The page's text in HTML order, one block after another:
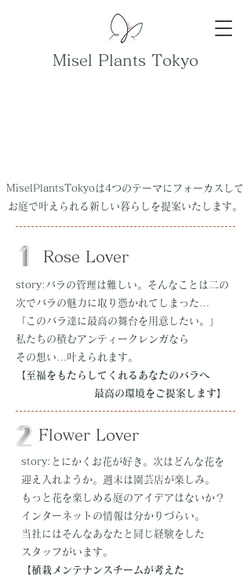
Misel Plants Tokyo
MiselPlantsTokyoは4つのテーマにフォーカスして
お庭で叶えられる新しい暮らしを提案いたします。
Rose Lover
story:バラの管理は難しい。そんなことは二の
次でバラの魅力に取り憑かれてしまった…
「このバラ達に最高の舞台を用意したい。」
私たちの積むアンティークレンガなら
その想い…叶えられます。
【至福 をもたらしてくれるあなたのバラへ
最高の環境をご提案します】
Flower Lover
story:とにかくお花が好き。次はどんな花を
迎え入れようか。週末は園芸店が楽しみ。
もっと花を楽しめる庭のアイデアはないか？
インターネットの情報は分かりづらい。
当社にはそんなあなたと同じ経験をした
スタッフがいます。
【植栽メンテナンスチームが考えた